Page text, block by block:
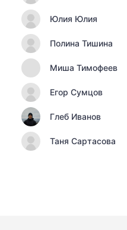
Юлия Юлия
Полина Тишина
Миша Тимофеев
Егор Сумцов
Глеб Иванов
Таня Сартасова